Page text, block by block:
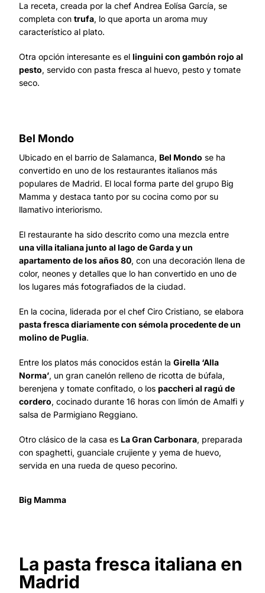
La receta, creada por la chef Andrea Eolísa García, se
completa con trufa, lo que aporta un aroma muy
característico al plato.
Otra opción interesante es el linguini con gambón rojo al
pesto, servido con pasta fresca al huevo, pesto y tomate
seco.
Bel Mondo
Ubicado en el barrio de Salamanca, Bel Mondo se ha
convertido en uno de los restaurantes italianos más
populares de Madrid. El local forma parte del grupo Big
Mamma y destaca tanto por su cocina como por su
llamativo interiorismo.
El restaurante ha sido descrito como una mezcla entre
una villa italiana junto al lago de Garda y un
apartamento de los años 80, con una decoración llena de
color, neones y detalles que lo han convertido en uno de
los lugares más fotografiados de la ciudad.
En la cocina, liderada por el chef Ciro Cristiano, se elabora
pasta fresca diariamente con sémola procedente de un
molino de Puglia.
Entre los platos más conocidos están la Girella ‘Alla
Norma’, un gran canelón relleno de ricotta de búfala,
berenjena y tomate confitado, o los paccheri al ragú de
cordero, cocinado durante 16 horas con limón de Amalfi y
salsa de Parmigiano Reggiano.
Otro clásico de la casa es La Gran Carbonara, preparada
con spaghetti, guanciale crujiente y yema de huevo,
servida en una rueda de queso pecorino.
Big Mamma
La pasta fresca italiana en
Madrid